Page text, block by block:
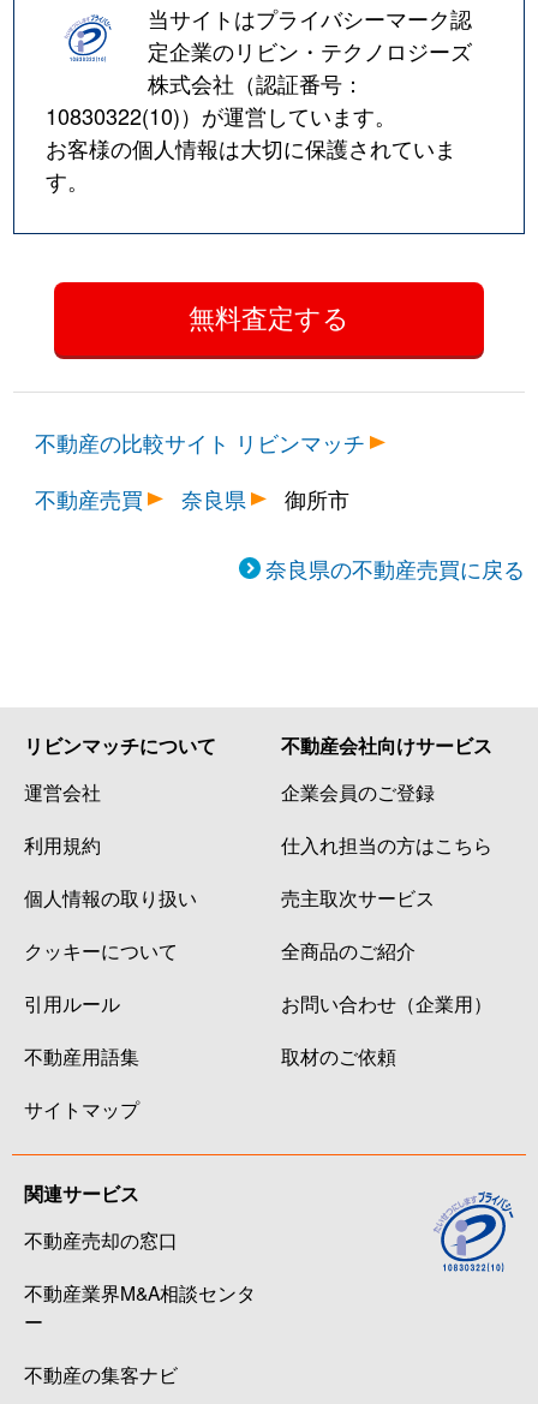
当サイトはプライバシーマーク認
定企業のリビン・テクノロジーズ
株式会社（認証番号：
10830322(10)）が運営しています。
お客様の個人情報は大切に保護されていま
す。
不動産の比較サイト リビンマッチ
不動産売買
奈良県 御所市
奈良県の不動産売買に戻る
リビンマッチについて
運営会社
利用規約
個人情報の取り扱い
クッキーについて
引用ルール
不動産用語集
サイトマップ
不動産会社向けサービス
企業会員のご登録
仕入れ担当の方はこちら
売主取次サービス
全商品のご紹介
お問い合わせ（企業用）
取材のご依頼
関連サービス
不動産売却の窓口
不動産業界M&A相談センタ
ー
不動産の集客ナビ